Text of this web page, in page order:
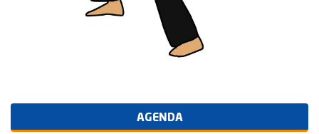
AGENDA